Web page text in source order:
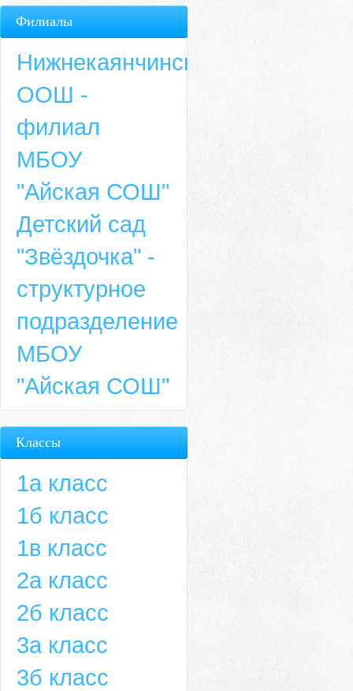
Филиалы
Нижнекаянчинская
ООШ -
филиал
МБОУ
"Айская СОШ"
Детский сад
"Звёздочка" -
структурное
подразделение
МБОУ
"Айская СОШ"
Классы
1а класс
1б класс
1в класс
2а класс
2б класс
3а класс
3б класс